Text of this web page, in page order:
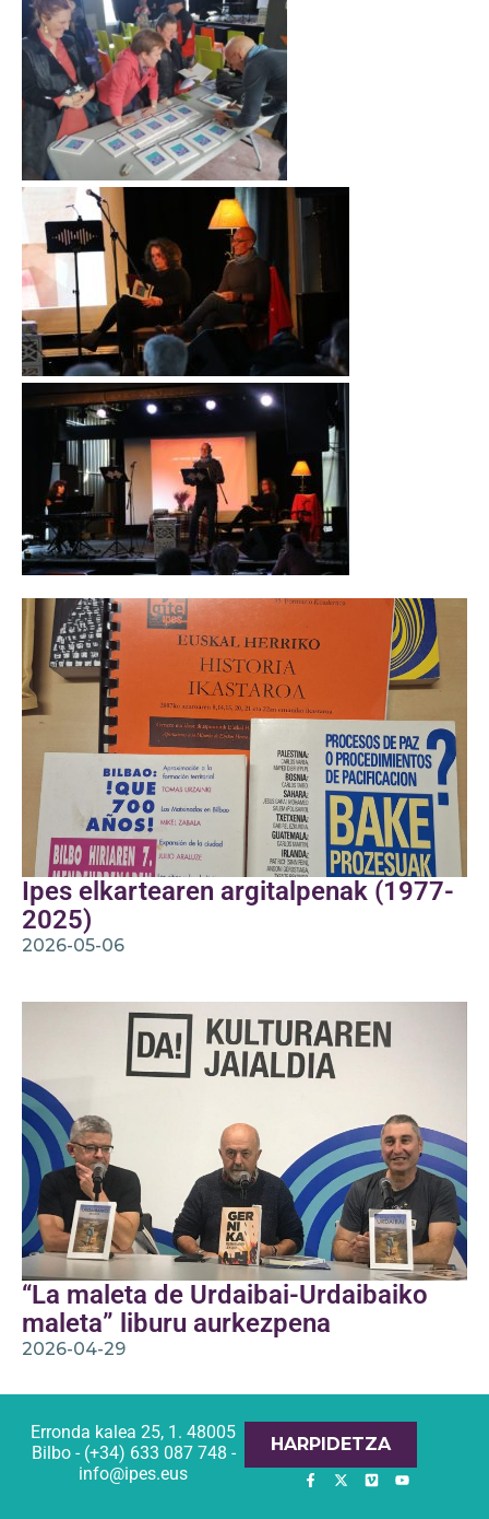
Ipes elkartearen argitalpenak (1977-
2025)
2026-05-06
“La maleta de Urdaibai-Urdaibaiko
maleta” liburu aurkezpena
2026-04-29
Erronda kalea 25, 1. 48005
Bilbo - (+34) 633 087 748 -
info@ipes.eus
HARPIDETZA